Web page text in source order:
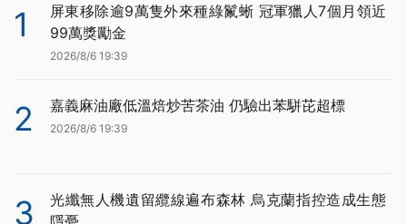
1
屏東移除逾9萬隻外來種綠鬣蜥 冠軍獵人7個月領近
99萬獎勵金
2026/8/6 19:39
2 嘉義麻油廠低溫焙炒苦茶油 仍驗出苯駢芘超標
2026/8/6 19:39
3
光纖無人機遺留纜線遍布森林 烏克蘭指控造成生態